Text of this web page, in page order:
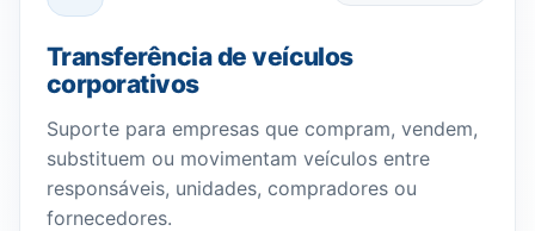
Transferência de veículos
corporativos
Suporte para empresas que compram, vendem,
substituem ou movimentam veículos entre
responsáveis, unidades, compradores ou
fornecedores.